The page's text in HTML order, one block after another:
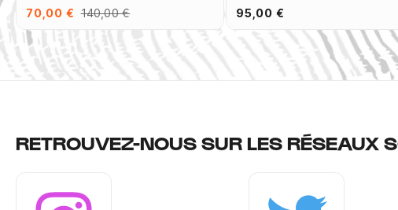
70,00 € 140,00 € 95,00 €
RETROUVEZ-NOUS SUR LES RÉSEAUX